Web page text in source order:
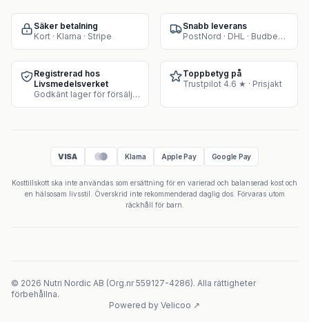
Säker betalning
Kort · Klarna · Stripe
Snabb leverans
PostNord · DHL · Budbee · Instabox
Registrerad hos
Livsmedelsverket
Godkänt lager för försäljning av kosttillskott
Toppbetyg på
Trustpilot 4.6 ★ · Prisjakt
VISA Klarna Apple Pay Google Pay
Kosttillskott ska inte användas som ersättning för en varierad och balanserad kost och
en hälsosam livsstil. Överskrid inte rekommenderad daglig dos. Förvaras utom
räckhåll för barn.
© 2026 Nutri Nordic AB (Org.nr 559127-4286). Alla rättigheter
förbehållna.
Powered by Velicoo ↗